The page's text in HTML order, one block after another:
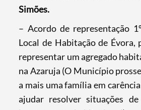
Simões.
– Acordo de representação
Local de Habitação de
representar um agregado
na Azaruja (O Município
a mais uma família em
ajudar resolver situações